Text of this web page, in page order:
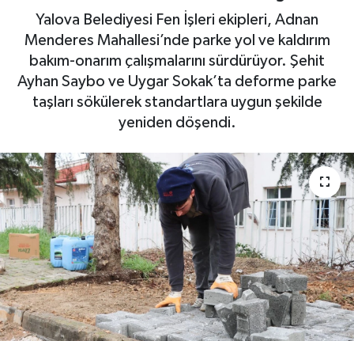
Yalova Belediyesi Fen İşleri ekipleri, Adnan
Menderes Mahallesi’nde parke yol ve kaldırım
bakım-onarım çalışmalarını sürdürüyor. Şehit
Ayhan Saybo ve Uygar Sokak’ta deforme parke
taşları sökülerek standartlara uygun şekilde
yeniden döşendi.
Yaşam